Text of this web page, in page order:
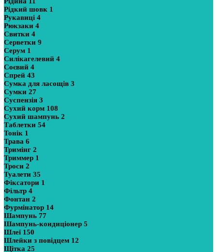
Рідкий шовк 1
Рукавиці 4
Рюкзаки 4
Свитки 4
Серветки 9
Серум 1
Силікагелевий 4
Соєвий 4
Спрей 43
Сумка для ласощів 3
Сумки 27
Суспензія 3
Сухий корм 108
Сухий шампунь 2
Таблетки 54
Тонік 1
Трава 6
Тримінг 2
Триммер 1
Троси 2
Туалети 35
Фіксатори 1
Фільтр 4
Фонтан 2
Фурмінатор 14
Шампунь 77
Шампунь-кондиціонер 5
Шлеї 150
Шлейки з повідцем 12
Щітка 25